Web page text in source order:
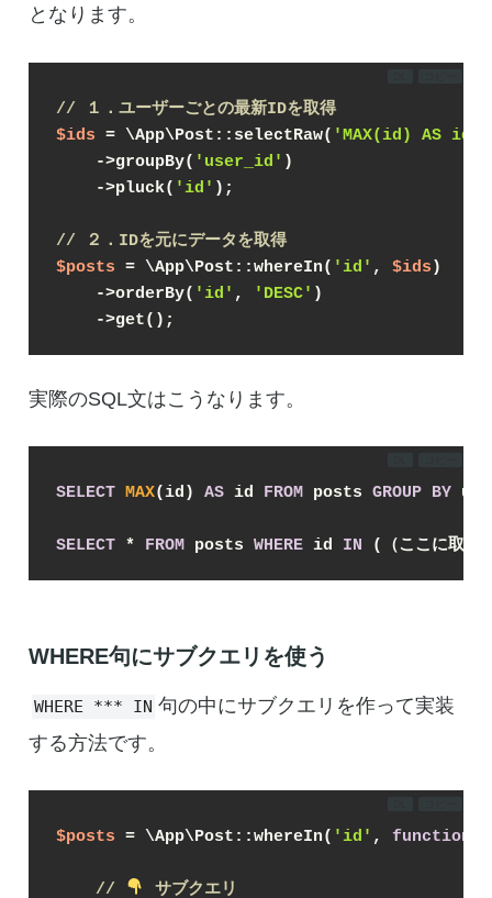
となります。
// １．ユーザーごとの最新IDを取得
$ids = \App\Post::selectRaw( 'MAX(id) AS id'
    ->groupBy(
'user_id' )
    ->pluck(
'id' );
// ２．IDを元にデータを取得
$posts = \App\Post::whereIn( 'id' , $ids)
    ->orderBy(
'id' , 'DESC' )
    ->get();
実際のSQL文はこうなります。
SELECT MAX(id) AS id FROM posts GROUP BY
SELECT * FROM posts WHERE id IN (（ここに取
WHERE句にサブクエリを使う
WHERE *** IN 句の中にサブクエリを作って実装
する方法です。
$posts = \App\Post::whereIn( 'id' , function
// サブクエリ